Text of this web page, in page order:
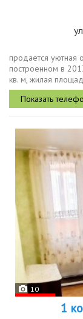
продается уютная
построенном в
кв. м, жилая
м. квартира
10
1